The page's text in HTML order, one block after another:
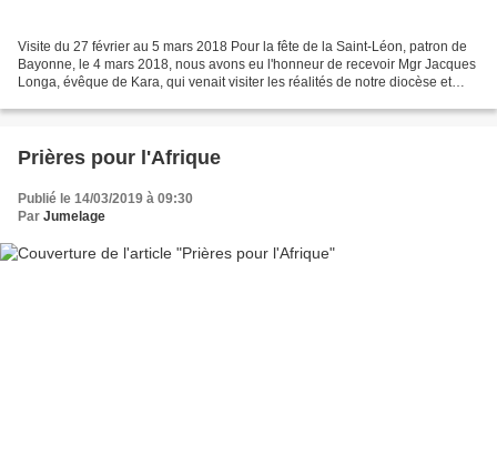
Visite du 27 février au 5 mars 2018 Pour la fête de la Saint-Léon, patron de
Bayonne, le 4 mars 2018, nous avons eu l'honneur de recevoir Mgr Jacques
Longa, évêque de Kara, qui venait visiter les réalités de notre diocèse et
Prières pour l'Afrique
Publié le 14/03/2019 à 09:30
Par Jumelage